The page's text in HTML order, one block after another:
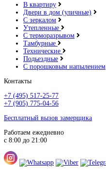
В квартиру
Двери в дом (уличные)
С зеркалом
Утепленные
С терморазрывом
Тамбурные
Технические
Подьездные
С порошковым напылением
Контакты
+7 (495) 517-25-77
+7 (905) 775-04-56
Бесплатный вызов замерщика
Работаем ежедневно
с 8:00 до 21:00